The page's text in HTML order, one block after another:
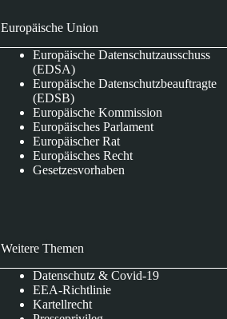
Europäische Union
Europäische Datenschutzausschuss
(EDSA)
Europäische Datenschutzbeauftragte
(EDSB)
Europäische Kommission
Europäisches Parlament
Europäischer Rat
Europäisches Recht
Gesetzesvorhaben
Weitere Themen
Datenschutz & Covid-19
EEA-Richtlinie
Kartellrecht